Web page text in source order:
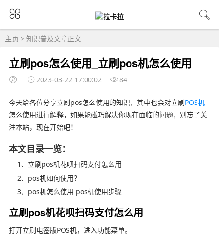
主页 > 知识普及文章正文
立刷pos怎么使用_立刷pos机怎么使用
2023-03-22 17:00:02 84
今天给各位分享立刷pos怎么使用的知识，其中也会对立刷POS机
怎么使用进行解释，如果能碰巧解决你现在面临的问题，别忘了关
注本站，现在开始吧！
本文目录一览：
1、立刷pos机花呗扫码支付怎么用
2、pos机如何使用？
3、pos机怎么使用 pos机使用步骤
立刷pos机花呗扫码支付怎么用
打开立刷电签版POS机，进入功能菜单。